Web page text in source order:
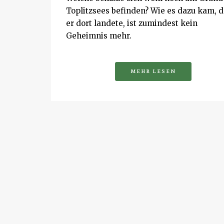
Toplitzsees befinden? Wie es dazu kam,
er dort landete, ist zumindest kein
Geheimnis mehr.
MEHR LESEN